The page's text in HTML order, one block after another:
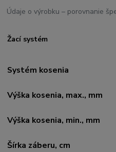
Údaje o výrobku – porovnanie
Žací systém
Systém kosenia
Výška kosenia, max., mm
Výška kosenia, min., mm
Šírka záberu, cm